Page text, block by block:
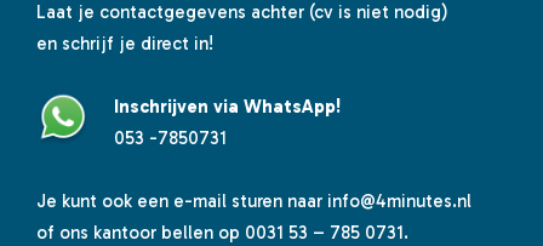
Laat je contactgegevens achter (cv is niet nodig)
en schrijf je direct in!
Inschrijven via WhatsApp!
053 -7850731
Je kunt ook een e-mail sturen naar info@4minutes.nl
of ons kantoor bellen op 0031 53 – 785 0731.